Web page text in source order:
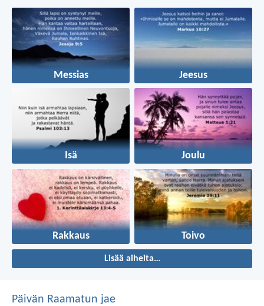
Messias Jeesus
Isä Joulu
Rakkaus Toivo
Lisää aiheita…
Päivän Raamatun jae